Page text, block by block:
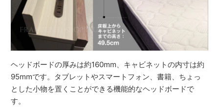
ヘッドボードの厚みは約160mm、キャビネットの内寸は約
95mmです。タブレットやスマートフォン、書籍、ちょっ
とした小物を置くことができる機能的なヘッドボードで
す。